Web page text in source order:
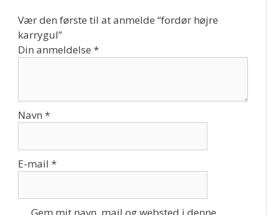
Vær den første til at anmelde “fordør højre
karrygul”
Din anmeldelse *
Navn *
E-mail *
Gem mit navn, mail og websted i denne